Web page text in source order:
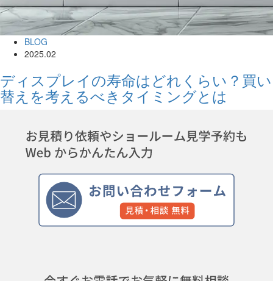
BLOG
2025.02
ディスプレイの寿命はどれくらい？買い
替えを考えるべきタイミングとは